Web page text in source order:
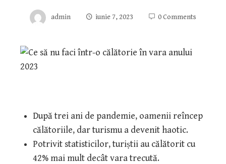
admin iunie 7, 2023 0 Comments
După trei ani de pandemie, oamenii reîncep
călătoriile, dar turismu a devenit haotic.
Potrivit statisticilor, turiștii au călătorit cu
42% mai mult decât vara trecută.